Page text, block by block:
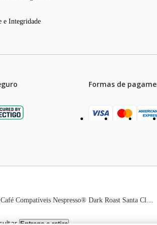
e Integridade
Formas de
dos produtos são meramente ilustrativas.